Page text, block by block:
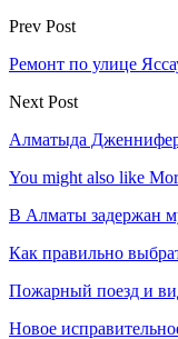
Prev Post
Ремонт по улице
Next Post
Алматыда
You might also like
В Алматы задержан
Как правильно
Пожарный поезд и
Новое